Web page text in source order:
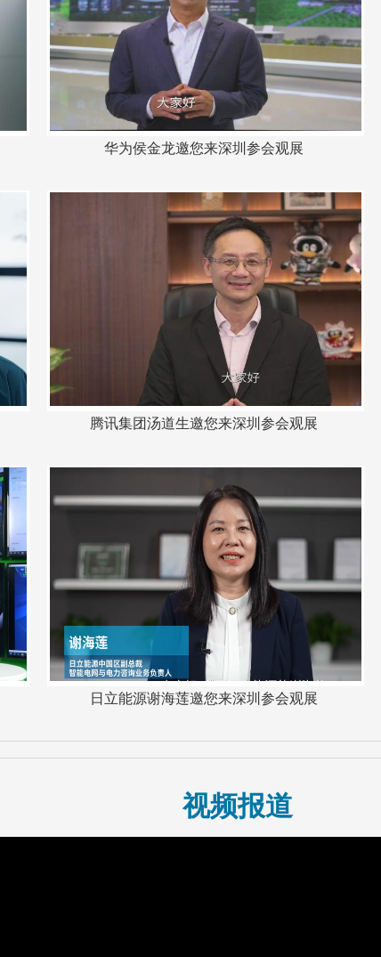
华为侯金龙邀您来深圳参会观展
腾讯集团汤道生邀您来深圳参会观展
日立能源谢海莲邀您来深圳参会观展
视频报道